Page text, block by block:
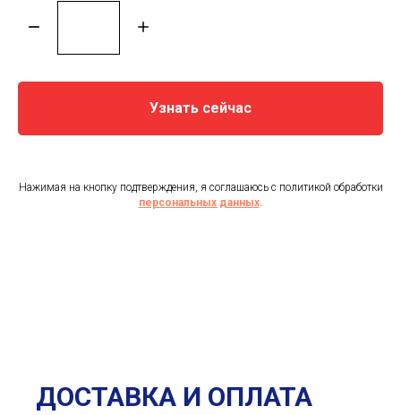
Узнать сейчас
Нажимая на кнопку подтверждения, я соглашаюсь с политикой обработки
персональных данных.
ДОСТАВКА И ОПЛАТА